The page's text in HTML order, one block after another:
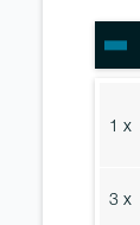
1 x
3 x